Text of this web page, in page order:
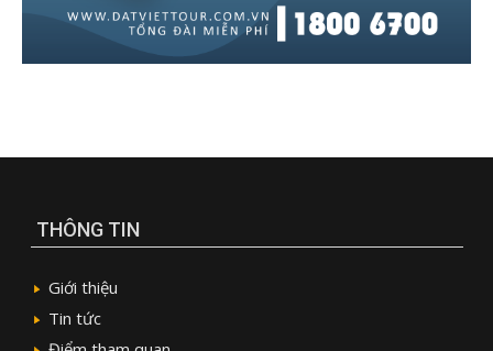
THÔNG TIN
Giới thiệu
Tin tức